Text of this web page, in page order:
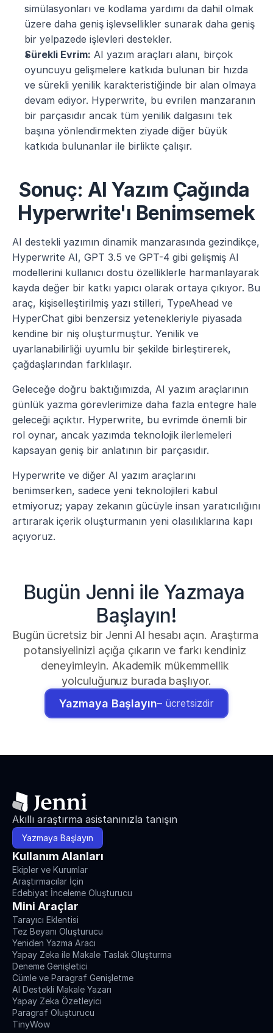
simülasyonları ve kodlama yardımı da dahil olmak
üzere daha geniş işlevsellikler sunarak daha geniş
bir yelpazede işlevleri destekler.
Sürekli Evrim: AI yazım araçları alanı, birçok
oyuncuyu gelişmelere katkıda bulunan bir hızda
ve sürekli yenilik karakteristiğinde bir alan olmaya
devam ediyor. Hyperwrite, bu evrilen manzaranın
bir parçasıdır ancak tüm yenilik dalgasını tek
başına yönlendirmekten ziyade diğer büyük
katkıda bulunanlar ile birlikte çalışır.
Sonuç: AI Yazım Çağında
Hyperwrite'ı Benimsemek
AI destekli yazımın dinamik manzarasında gezindikçe,
Hyperwrite AI, GPT 3.5 ve GPT-4 gibi gelişmiş AI
modellerini kullanıcı dostu özelliklerle harmanlayarak
kayda değer bir katkı yapıcı olarak ortaya çıkıyor. Bu
araç, kişiselleştirilmiş yazı stilleri, TypeAhead ve
HyperChat gibi benzersiz yetenekleriyle piyasada
kendine bir niş oluşturmuştur. Yenilik ve
uyarlanabilirliği uyumlu bir şekilde birleştirerek,
çağdaşlarından farklılaşır.
Geleceğe doğru baktığımızda, AI yazım araçlarının
günlük yazma görevlerimize daha fazla entegre hale
geleceği açıktır. Hyperwrite, bu evrimde önemli bir
rol oynar, ancak yazımda teknolojik ilerlemeleri
kapsayan geniş bir anlatının bir parçasıdır.
Hyperwrite ve diğer AI yazım araçlarını
benimserken, sadece yeni teknolojileri kabul
etmiyoruz; yapay zekanın gücüyle insan yaratıcılığını
artırarak içerik oluşturmanın yeni olasılıklarına kapı
açıyoruz.
Bugün Jenni ile Yazmaya
Başlayın!
Bugün ücretsiz bir Jenni AI hesabı açın. Araştırma
potansiyelinizi açığa çıkarın ve farkı kendiniz
deneyimleyin. Akademik mükemmellik
yolculuğunuz burada başlıyor.
Yazmaya Başlayın– ücretsizdir
Akıllı araştırma asistanınızla tanışın
Yazmaya Başlayın
Kullanım Alanları
Ekipler ve Kurumlar
Araştırmacılar İçin
Edebiyat İnceleme Oluşturucu
Mini Araçlar
Tarayıcı Eklentisi
Tez Beyanı Oluşturucu
Yeniden Yazma Aracı
Yapay Zeka ile Makale Taslak Oluşturma
Deneme Genişletici
Cümle ve Paragraf Genişletme
AI Destekli Makale Yazarı
Yapay Zeka Özetleyici
Paragraf Oluşturucu
TinyWow